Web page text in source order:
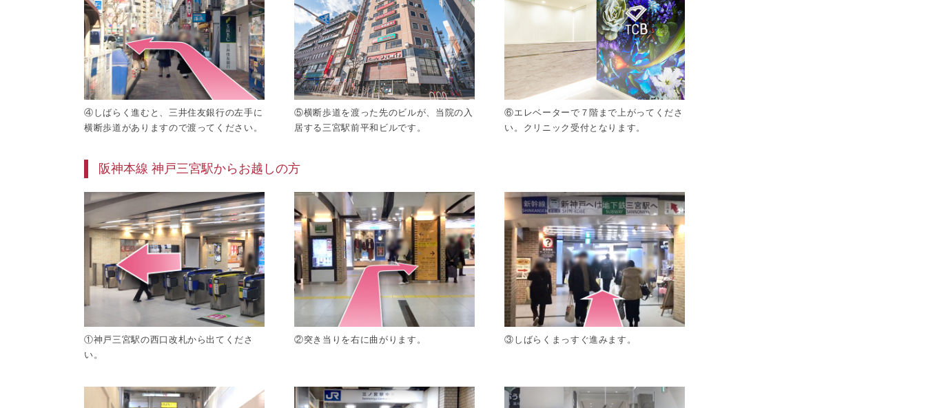
④しばらく進むと、三井住友銀行の左手に
横断歩道がありますので渡ってください。
⑤横断歩道を渡った先のビルが、当院の入
居する三宮駅前平和ビルです。
⑥エレベーターで７階まで上がってくださ
い。クリニック受付となります。
阪神本線 神戸三宮駅からお越しの方
①神戸三宮駅の西口改札から出てくださ
い。
②突き当りを右に曲がります。 ③しばらくまっすぐ進みます。